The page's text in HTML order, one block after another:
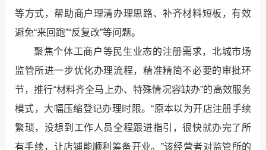
等方式，帮助商户理清办理思路、补齐材料短板，有效
避免“来回跑”“反复改”等问题。​
聚焦个体工商户等民生业态的注册需求，北城市场
监管所进一步优化办理流程，精准精简不必要的审批环
节，推行“材料齐全马上办、特殊情况容缺办”的高效服务
模式，大幅压缩登记办理时限。“原本以为开店注册手续
繁琐，没想到工作人员全程跟进指引，很快就办完了所
有手续，让店铺能顺利筹备开业。”该经营者对监管所的